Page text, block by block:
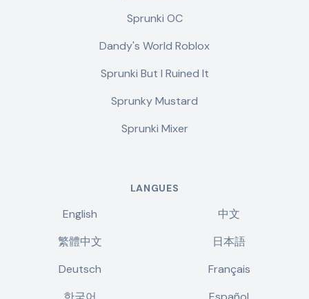
Sprunki OC
Dandy's World Roblox
Sprunki But I Ruined It
Sprunky Mustard
Sprunki Mixer
LANGUES
English
中文
繁體中文
日本語
Deutsch
Français